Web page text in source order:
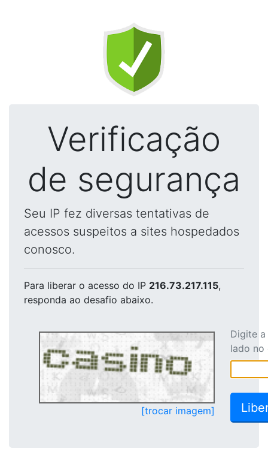
Verificação
de segurança
Seu IP fez diversas tentativas de
acessos suspeitos a sites hospedados
conosco.
Para liberar o acesso do IP 216.73.217.115,
responda ao desafio abaixo.
[trocar imagem]
Digite
lado no